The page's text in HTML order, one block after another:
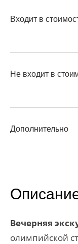
Входит в
Не входит в
Дополнительно
Вечерняя
олимпийской